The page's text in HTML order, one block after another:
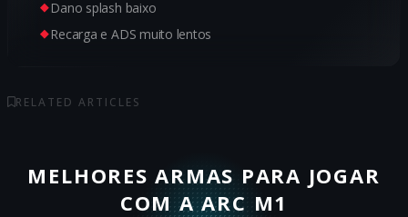
Dano splash baixo
Recarga e ADS muito lentos
RELATED ARTICLES
MELHORES ARMAS PARA JOGAR
COM A ARC M1